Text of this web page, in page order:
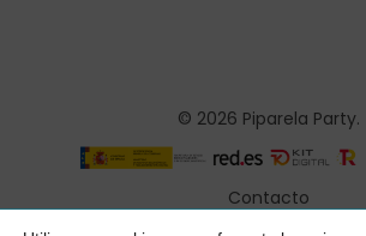
© 2026 Piparela Party.
Contacto